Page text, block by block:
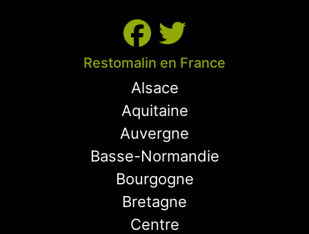
Restomalin en France
Alsace
Aquitaine
Auvergne
Basse-Normandie
Bourgogne
Bretagne
Centre